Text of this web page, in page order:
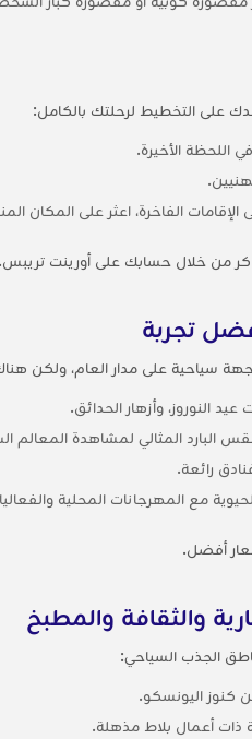
اللحظة الأخيرة.
الإقامات الفاخرة، اعثر على المكان
من خلال حسابك على أورينت تريبس.
تجربة
على مدار العام، ولكن
عيد النوروز، وأزهار الحدائق.
البارد المثالي لمشاهدة المعالم
رائعة.
مع المهرجانات المحلية
أفضل.
والثقافة والمطبخ
الجذب السياحي:
كنوز اليونسكو.
أعمال بلاط مذهلة.